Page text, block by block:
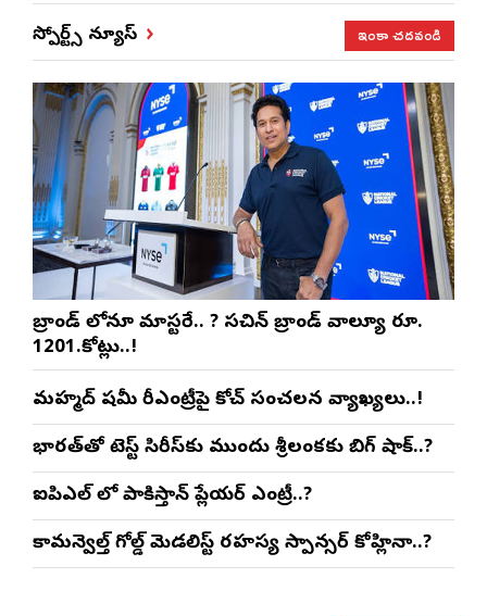
స్పోర్ట్స్ న్యూస్ ఇంకా చదవండి
బ్రాండ్ లోనూ మాస్టరే.. ? సచిన్ బ్రాండ్ వాల్యూ రూ.
1201.కోట్లు..!
మహ్మద్ షమీ రీఎంట్రీపై కోచ్ సంచలన వ్యాఖ్యలు..!
భారత్‌తో టెస్ట్ సిరీస్‌కు ముందు శ్రీలంకకు బిగ్ షాక్..?
ఐపిఎల్ లో పాకిస్తాన్ ప్లేయర్ ఎంట్రీ..?
కామన్వెల్త్ గోల్డ్ మెడలిస్ట్ రహస్య స్పాన్సర్ కోహ్లినా..?